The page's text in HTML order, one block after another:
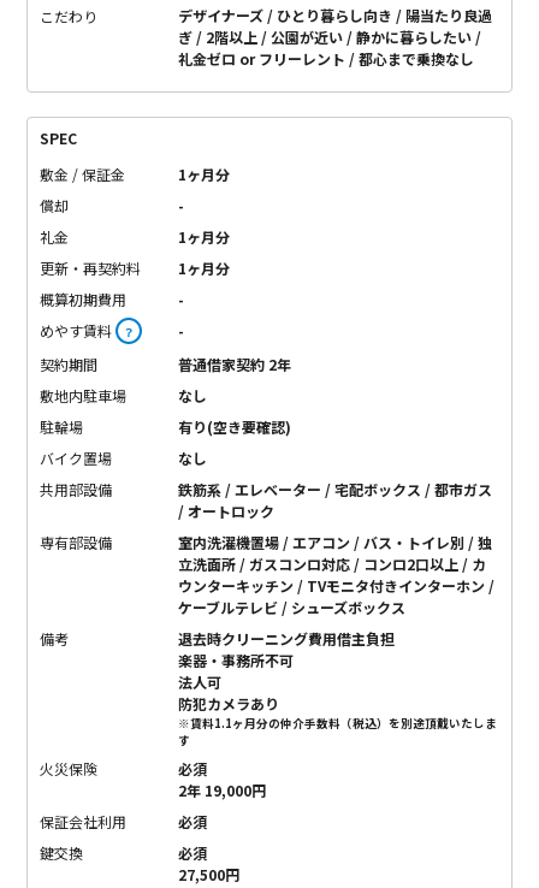
こだわり デザイナーズ ひとり暮らし向き
陽当たり良過
ぎ
2階以上 公園が近い
静かに暮らしたい
礼金ゼロ or フリーレント
都心まで乗換なし
SPEC
敷金 / 保証金
1ヶ月分
償却
-
礼金
1ヶ月分
更新・再契約料
1ヶ月分
概算初期費用
-
めやす賃料 ？
-
契約期間
普通借家契約 2年
敷地内駐車場
なし
駐輪場
有り(空き要確認)
バイク置場
なし
共用部設備
鉄筋系 / エレベーター / 宅配ボックス / 都市ガス
/ オートロック
専有部設備
室内洗濯機置場 / エアコン / バス・トイレ別 / 独
立洗面所 / ガスコンロ対応 / コンロ2口以上 / カ
ウンターキッチン / TVモニタ付きインターホン /
ケーブルテレビ / シューズボックス
備考
退去時クリーニング費用借主負担
楽器・事務所不可
法人可
防犯カメラあり
※賃料1.1ヶ月分の仲介手数料（税込）を別途頂戴いたしま
す
火災保険
必須
2年 19,000円
保証会社利用
必須
鍵交換
必須
27,500円